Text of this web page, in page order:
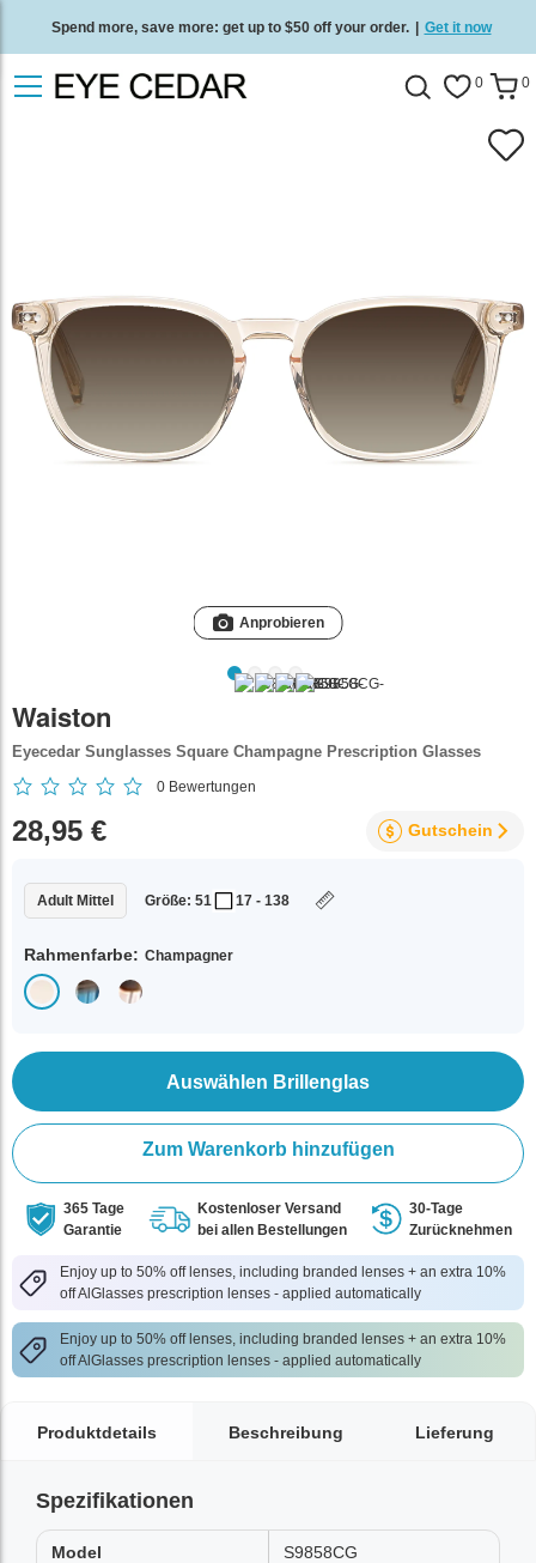
Spend more, save more: get up to $50 off your order. | Get it now
Free standard delivery on all orders Shop now 0 0
Anprobieren
Waiston
Eyecedar Sunglasses Square Champagne Prescription Glasses
0 Bewertungen
28,95 € Gutschein
Adult Mittel Größe: 51 17 - 138
Rahmenfarbe: Champagner
Auswählen Brillenglas
Zum Warenkorb hinzufügen
365 Tage
Garantie
Kostenloser Versand
bei allen Bestellungen
30-Tage
Zurücknehmen
Enjoy up to 50% off lenses, including branded lenses + an extra 10%
off AlGlasses prescription lenses - applied automatically
Enjoy up to 50% off lenses, including branded lenses + an extra 10%
off AlGlasses prescription lenses - applied automatically
Produktdetails Beschreibung Lieferung
Spezifikationen
Model S9858CG